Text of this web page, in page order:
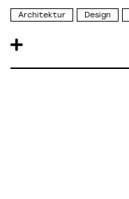
Architektur Design